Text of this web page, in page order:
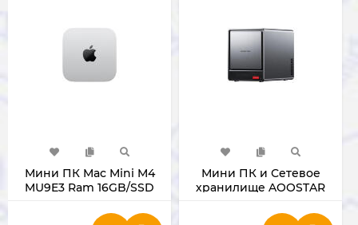
Мини ПК Mac Mini M4
MU9E3 Ram 16GB/SSD
Мини ПК и Сетевое
хранилище AOOSTAR
5825U